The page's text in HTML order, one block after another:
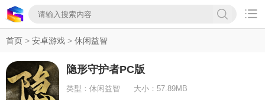

首页 > 安卓游戏 > 休闲益智
隐形守护者PC版
类型： 休闲益智 大小： 57.89MB